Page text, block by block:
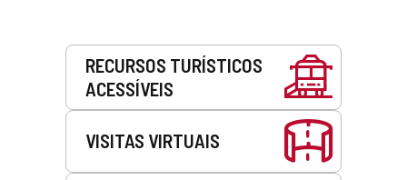
RECURSOS TURÍSTICOS
ACESSÍVEIS
VISITAS VIRTUAIS